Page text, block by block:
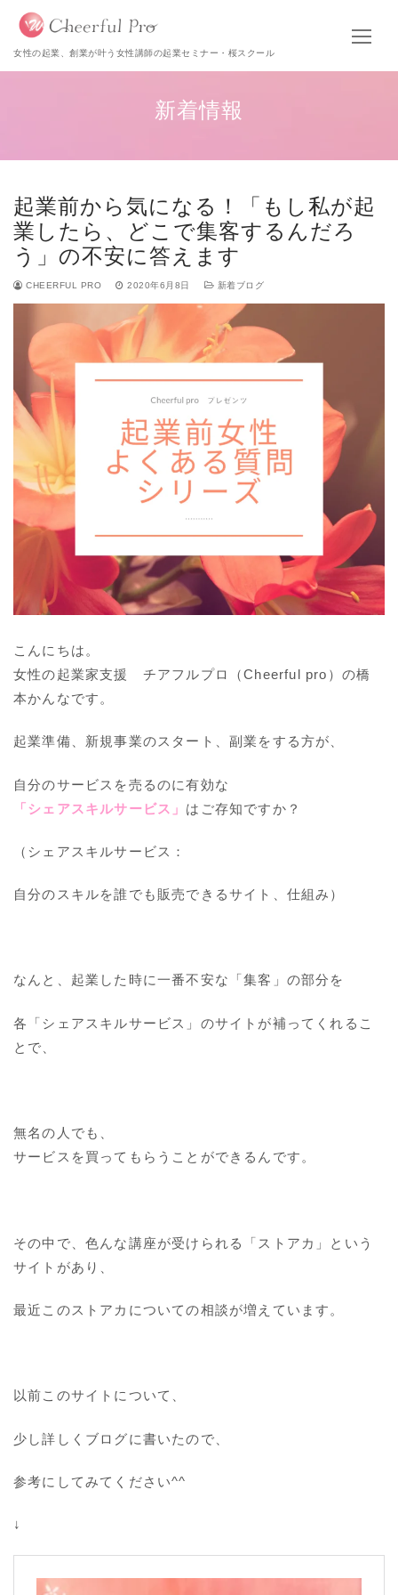
女性の起業、創業が叶う女性講師の起業セミナー・桜スクール
新着情報
起業前から気になる！「もし私が起
業したら、どこで集客するんだろ
う」の不安に答えます
CHEERFUL PRO 2020年6月8日 新着ブログ
こんにちは。
女性の起業家支援 チアフルプロ（Cheerful pro）の橋
本かんなです。
起業準備、新規事業のスタート、副業をする方が、
自分のサービスを売るのに有効な
「シェアスキルサービス」 はご存知ですか？
（シェアスキルサービス：
自分のスキルを誰でも販売できるサイト、仕組み）
なんと、起業した時に一番不安な「集客」の部分を
各「シェアスキルサービス」のサイトが補ってくれるこ
とで、
無名の人でも、
サービスを買ってもらうことができるんです。
その中で、色んな講座が受けられる「ストアカ」という
サイトがあり、
最近このストアカについての相談が増えています。
以前このサイトについて、
少し詳しくブログに書いたので、
参考にしてみてください^^
↓